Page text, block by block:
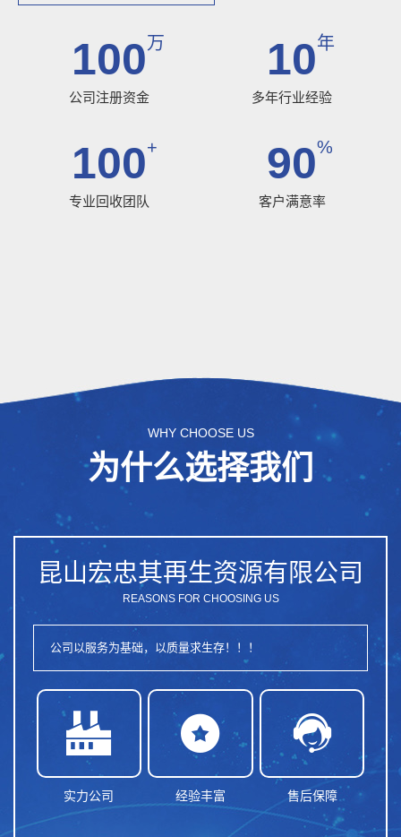
100万
公司注册资金
10年
多年行业经验
100+
专业回收团队
90%
客户满意率
WHY CHOOSE US
为什么选择我们
昆山宏忠其再生资源有限公司
REASONS FOR CHOOSING US
公司以服务为基础，以质量求生存！！！

实力公司

经验丰富

售后保障